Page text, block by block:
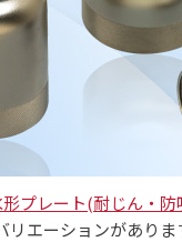
プレート(耐じん・防
リエーションがあり